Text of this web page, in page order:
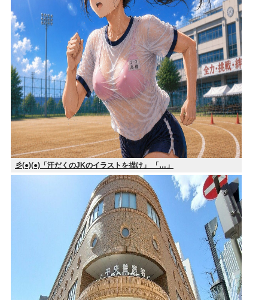
彡(●)(●)「汗だくのJKのイラストを描け」 「…」